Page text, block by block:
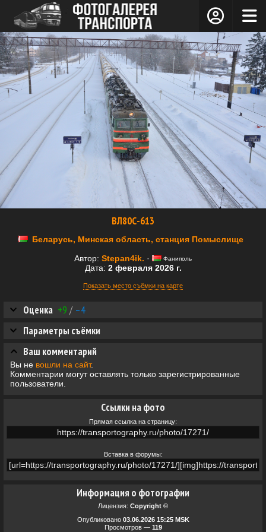
ВЛ80С-613
Беларусь, Минская область, станция Помыслище
Автор: Stepan4ik. · Фаниполь
Дата: 2 февраля 2026 г.
Показать место съёмки на карте
Информация о фотографии
Лицензия: Copyright ©
Опубликовано 03.06.2026 15:25 MSK
Просмотров — 119
Оценка +9 / –4
Ссылки на фото
Прямая ссылка на страницу:
Вставка в форумы:
Параметры съёмки
Ваш комментарий
Вы не вошли на сайт.
Комментарии могут оставлять только зарегистрированные
пользователи.